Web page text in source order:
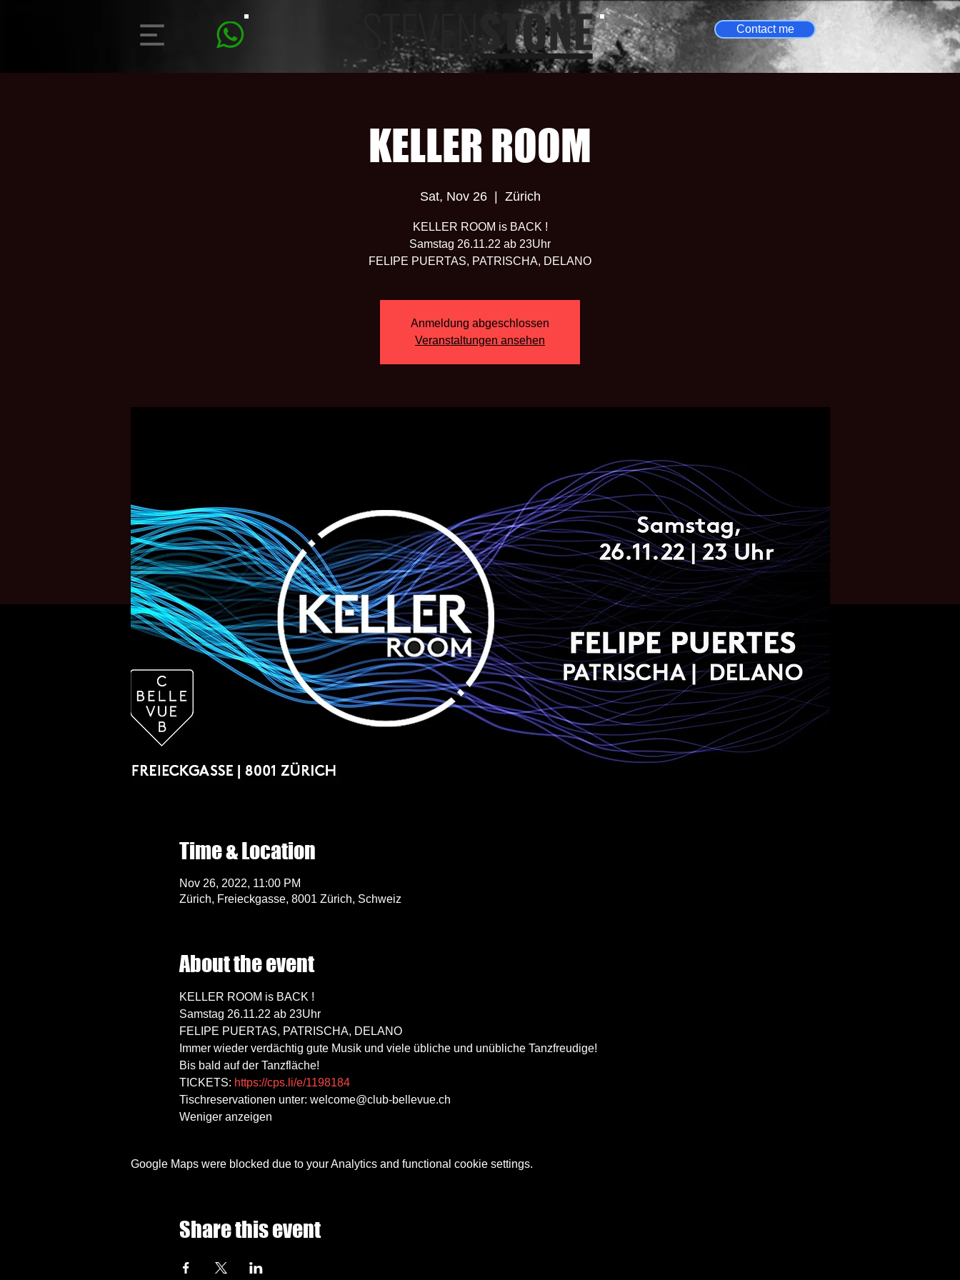
Contact me
KELLER ROOM
Sat, Nov 26
  |
Zürich
KELLER ROOM is BACK !
Samstag 26.11.22 ab 23Uhr
FELIPE PUERTAS, PATRISCHA, DELANO
Anmeldung abgeschlossen
Veranstaltungen ansehen
Time & Location
Nov 26, 2022, 11:00 PM
Zürich, Freieckgasse, 8001 Zürich, Schweiz
About the event
KELLER ROOM is BACK !
Samstag 26.11.22 ab 23Uhr
FELIPE PUERTAS, PATRISCHA, DELANO
Immer wieder verdächtig gute Musik und viele übliche und unübliche Tanzfreudige!
Bis bald auf der Tanzfläche!
TICKETS: https://cps.li/e/1198184
Tischreservationen unter: welcome@club-bellevue.ch
Weniger anzeigen
Google Maps were blocked due to your Analytics and functional cookie settings.
Share this event